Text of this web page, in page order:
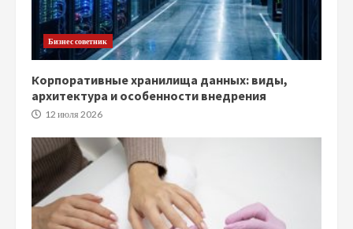
Бизнес советник
Корпоративные хранилища данных: виды,
архитектура и особенности внедрения
12 июля 2026